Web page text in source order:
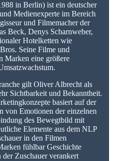
in Berlin) ist ein deutscher
Medienexperte im Bereich
und Filmemacher der
Beck, Denys Scharnweber,
Hotelketten wie
Seine Filme und
Marken eine größere
gilt Oliver Albrecht als
Sichtbarkeit und Bekanntheit.
basiert auf der
von Emotionen der einzelnen
des Bewegtbild mit
Elemente aus dem NLP
in den Filmen
fühlbar Geschichte
Zuschauer verankert